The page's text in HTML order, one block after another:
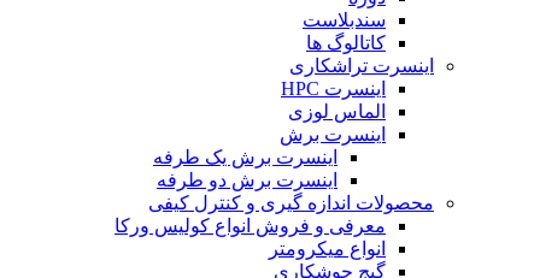
سندبلاست
کاتالوگ ها
اینسرت تراشکاری
اینسرت HPC
الماس لوزی
اینسرت برش
اینسرت برش یک طرفه
اینسرت برش دو طرفه
محصولات اندازه گیری و کنترل کیفی
معرفی و فروش انواع کولیس ورکا
انواع میکرومتر
گیج جوشکاری